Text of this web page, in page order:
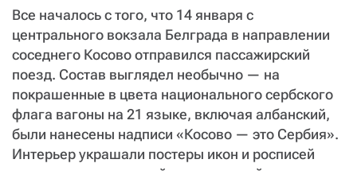
Все началось с того, что 14 января с
центрального вокзала Белграда в направлении
соседнего Косово отправился пассажирский
поезд. Состав выглядел необычно — на
покрашенные в цвета национального сербского
флага вагоны на 21 языке, включая албанский,
были нанесены надписи «Косово — это Сербия».
Интерьер украшали постеры икон и росписей